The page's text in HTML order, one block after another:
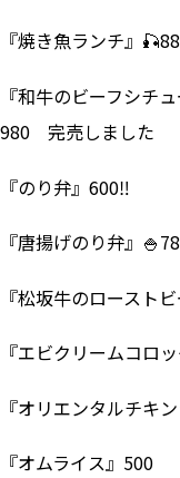
『焼き魚ランチ』
『和牛のビーフシ
980 完売しました
『のり弁』600‼
『唐揚げのり弁』
『松坂牛のロースト
『エビクリームコロ
『オリエンタルチキ
『オムライス』500